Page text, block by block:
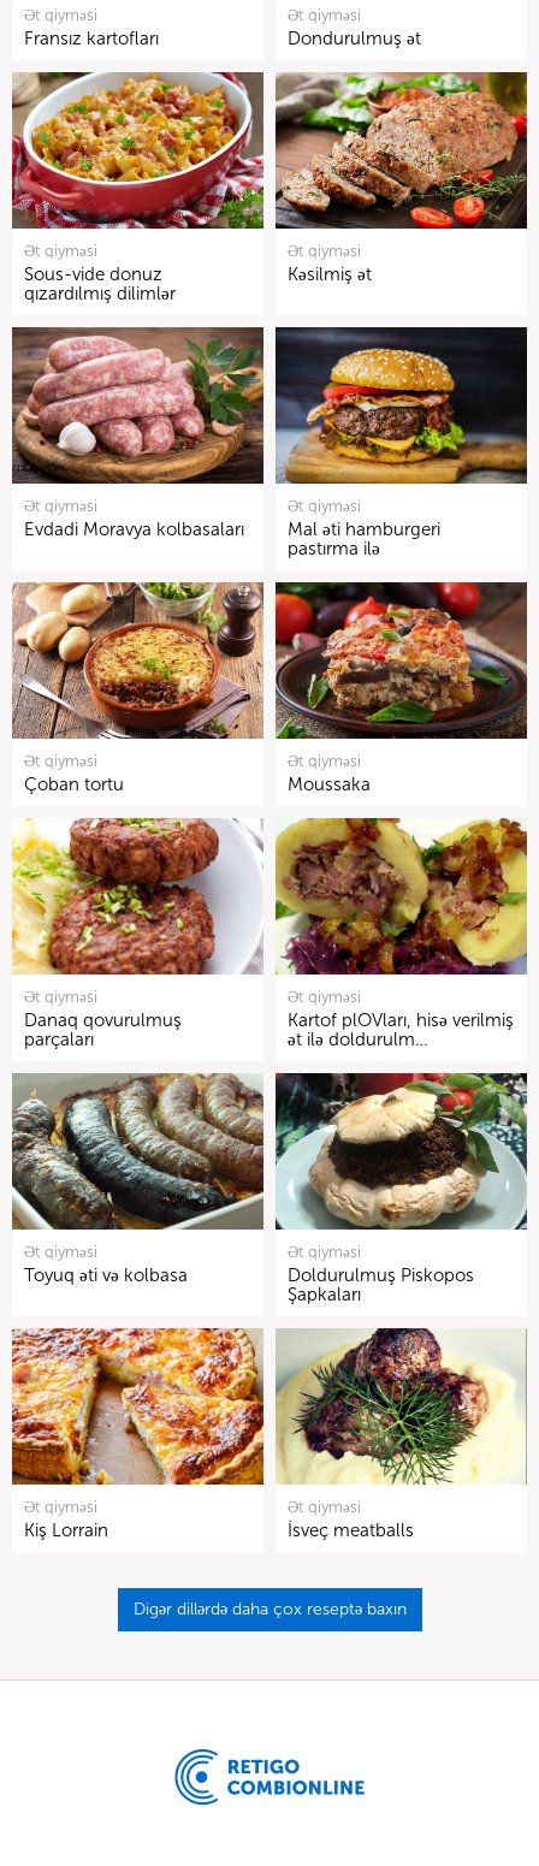
Ət qiyməsi
Fransız kartofları
Ət qiyməsi
Dondurulmuş ət
Ət qiyməsi
Sous-vide donuz
qızardılmış dilimlər
Ət qiyməsi
Kəsilmiş ət
Ət qiyməsi
Evdadi Moravya kolbasaları
Ət qiyməsi
Mal əti hamburgeri
pastırma ilə
Ət qiyməsi
Çoban tortu
Ət qiyməsi
Moussaka
Ət qiyməsi
Danaq qovurulmuş
parçaları
Ət qiyməsi
Kartof plOVları, hisə verilmiş
ət ilə doldurulm…
Ət qiyməsi
Toyuq əti və kolbasa
Ət qiyməsi
Doldurulmuş Piskopos
Şapkaları
Ət qiyməsi
Kiş Lorrain
Ət qiyməsi
İsveç meatballs
Digər dillərdə daha çox reseptə baxın